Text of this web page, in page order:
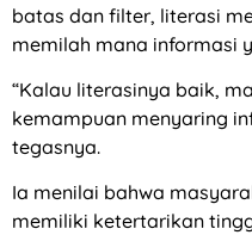
batas dan filter, literasi
memilah mana informasi
“Kalau literasinya baik,
kemampuan menyaring
tegasnya.
Ia menilai bahwa
memiliki ketertarikan